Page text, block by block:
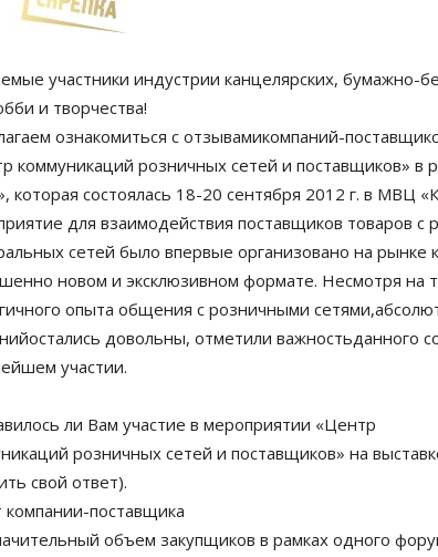
участники индустрии канцелярских, бумажно-
и творчества!
ознакомиться с отзывамикомпаний-
коммуникаций розничных сетей и поставщиков» в
которая состоялась 18-20 сентября 2012 г. в МВЦ
для взаимодействия поставщиков товаров с
сетей было впервые организовано на рынке
новом и эксклюзивном формате. Несмотря на
опыта общения с розничными
довольны, отметили важностьданного
участии.
ли Вам участие в мероприятии «Центр
розничных сетей и поставщиков» на
свой ответ).
компании-поставщика
объем закупщиков в рамках одного